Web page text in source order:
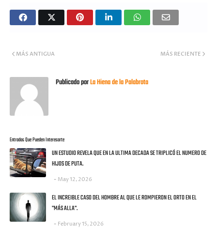
MÁS RECIENTE
MÁS ANTIGUA
Publicado porLa Hiena de la Palabrota
Entradas Que Pueden Interesarte
UN ESTUDIO REVELA QUE EN LA ULTIMA DECADA SE TRIPLICÓ EL NUMERO DE
HIJOS DE PUTA.
May 12, 2026
EL INCREIBLE CASO DEL HOMBRE AL QUE LE ROMPIERON EL ORTO EN EL
"MÁS ALLA".
February 15, 2026